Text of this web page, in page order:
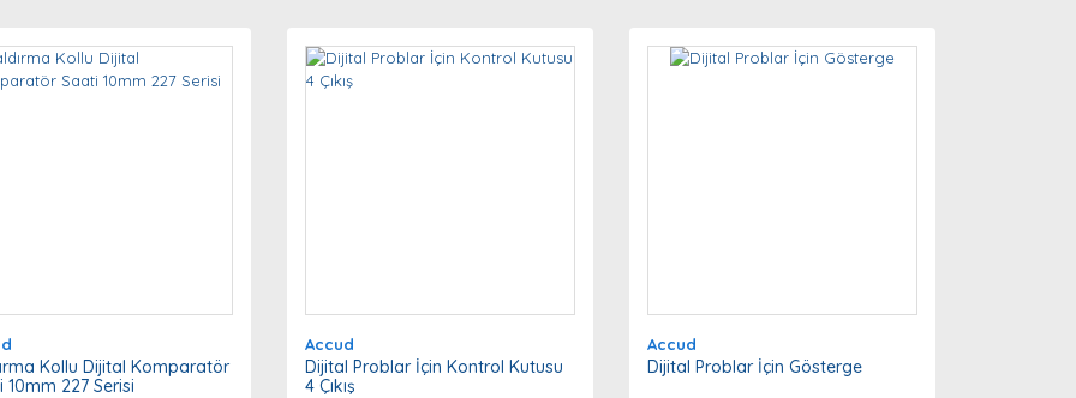
Kollu Dijital Komparatör
10mm 227 Serisi
Accud
Dijital Problar İçin Kontrol Kutusu
4 Çıkış
Accud
Dijital Problar İçin Gösterge